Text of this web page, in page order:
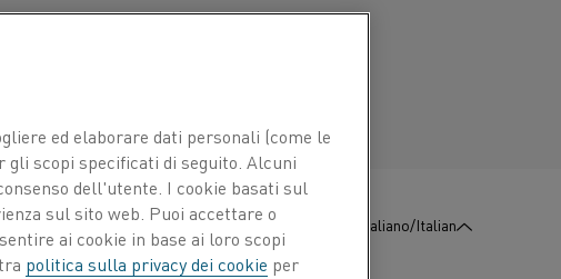
: Contattaci Italiano/Italian
sul pulsante di ricerca. Verrà visualizzato il risultato
di ricerca.
ed elaborare dati personali (come le
gli scopi specificati di seguito. Alcuni
dell'utente. I cookie basati sul
sul sito web. Puoi accettare o
ai cookie in base ai loro scopi
politica sulla privacy dei cookie per